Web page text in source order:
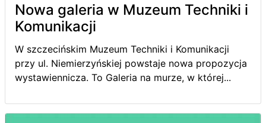
Nowa galeria w Muzeum Techniki i
Komunikacji
W szczecińskim Muzeum Techniki i Komunikacji
przy ul. Niemierzyńskiej powstaje nowa propozycja
wystawiennicza. To Galeria na murze, w której...